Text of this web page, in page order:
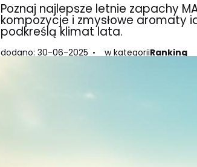
Poznaj najlepsze letnie zapachy
kompozycje i zmysłowe aromaty
podkreślą klimat lata.
dodano: 30-06-2025 w kategoriiRanking